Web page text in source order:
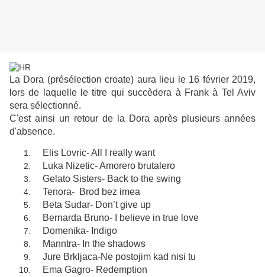
La Dora (présélection croate) aura lieu le 16 février 2019,
lors de laquelle le titre qui succèdera à Frank à Tel Aviv
sera sélectionné.
C'est ainsi un retour de la Dora après plusieurs années
d'absence.
Elis Lovric- All I really want
Luka Nizetic- Amorero brutalero
Gelato Sisters- Back to the swing
Tenora- Brod bez imea
Beta Sudar- Don’t give up
Bernarda Bruno- I believe in true love
Domenika- Indigo
Manntra- In the shadows
Jure Brkljaca-Ne postojim kad nisi tu
Ema Gagro- Redemption